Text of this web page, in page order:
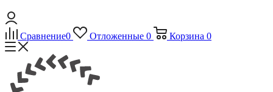
Сравнение0 Отложенные 0 Корзина 0